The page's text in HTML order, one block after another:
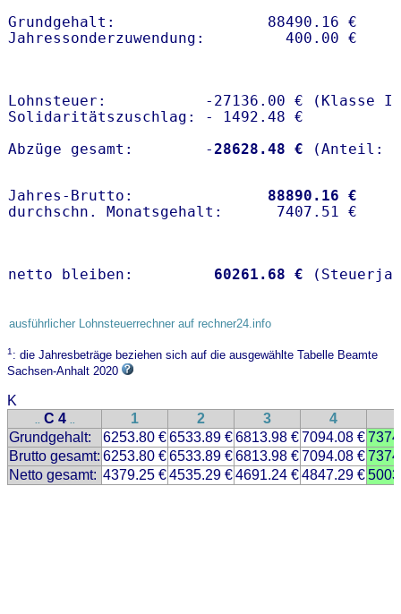
Grundgehalt:                 88490.16 €
Lohnsteuer:           -27136.00 € (Klasse I)
Solidaritätszuschlag: - 1492.48 €
Abzüge gesamt:        -28628.48 €
Jahres-Brutto: 88890.16 €
netto bleiben: 60261.68 €
ausführlicher Lohnsteuerrechner auf rechner24.info
1: die Jahresbeträge beziehen sich auf die ausgewählte Tabelle Beamte
Sachsen-Anhalt 2020
K
.. C 4 .. 1 2 3 4
Grundgehalt:
6253.80 €6533.89 €6813.98 €7094.08 €
Brutto gesamt: 6253.80 €6533.89 €6813.98 €7094.08 €
Netto gesamt: 4379.25 €4535.29 €4691.24 €4847.29 €